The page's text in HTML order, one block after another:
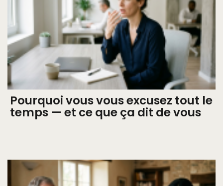
Pourquoi vous vous excusez tout le
temps — et ce que ça dit de vous